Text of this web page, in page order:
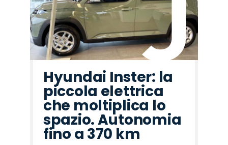
Hyundai Inster: la
piccola elettrica
che moltiplica lo
spazio. Autonomia
fino a 370 km